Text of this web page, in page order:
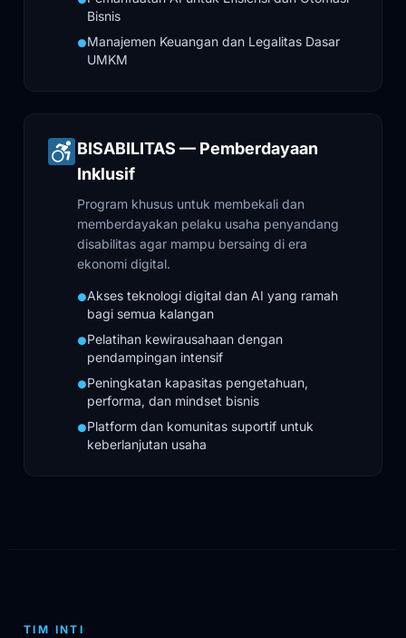
Bisnis
●Manajemen Keuangan dan Legalitas Dasar
UMKM
BISABILITAS — Pemberdayaan
Inklusif
Program khusus untuk membekali dan
memberdayakan pelaku usaha penyandang
disabilitas agar mampu bersaing di era
ekonomi digital.
●Akses teknologi digital dan AI yang ramah
bagi semua kalangan
●Pelatihan kewirausahaan dengan
pendampingan intensif
●Peningkatan kapasitas pengetahuan,
performa, dan mindset bisnis
●Platform dan komunitas suportif untuk
keberlanjutan usaha
TIM INTI